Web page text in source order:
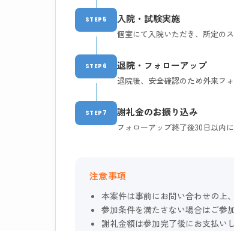
STEP5 入院・試験実施
個室にて入院いただき、所定の
STEP6 退院・フォローアップ
退院後、安全確認のため外来フ
STEP7 謝礼金のお振り込み
フォローアップ終了後30日以内
注意事項
本案件は事前にお問い合わせの上
参加条件を満たさない場合はご参
謝礼金額は参加完了後にお支払い